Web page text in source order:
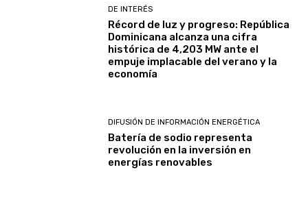
DE INTERÉS
Récord de luz y progreso: República
Dominicana alcanza una cifra
histórica de 4,203 MW ante el
empuje implacable del verano y la
economía
DIFUSIÓN DE INFORMACIÓN ENERGÉTICA
Batería de sodio representa
revolución en la inversión en
energías renovables